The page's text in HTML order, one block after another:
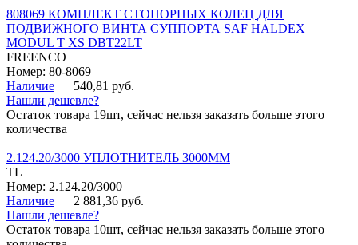
808069 КОМПЛЕКТ СТОПОРНЫХ КОЛЕЦ ДЛЯ
ПОДВИЖНОГО ВИНТА СУППОРТА SAF HALDEX
MODUL T XS DBT22LT
FREENCO
Номер: 80-8069
Наличие
540,81 руб.
Нашли дешевле?
Остаток товара 19шт, сейчас нельзя заказать больше этого
количества
2.124.20/3000 УПЛОТНИТЕЛЬ 3000ММ
TL
Номер: 2.124.20/3000
Наличие
2 881,36 руб.
Нашли дешевле?
Остаток товара 10шт, сейчас нельзя заказать больше этого